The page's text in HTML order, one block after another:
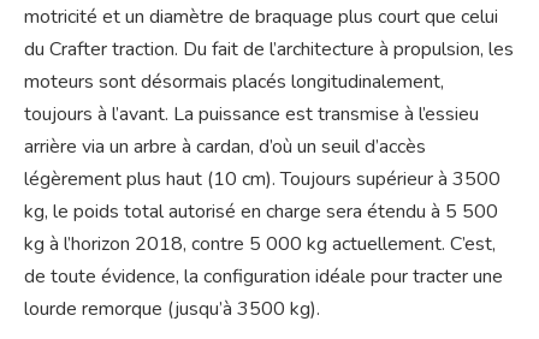
motricité et un diamètre de braquage plus court que celui
du Crafter traction. Du fait de l’architecture à propulsion, les
moteurs sont désormais placés longitudinalement,
toujours à l’avant. La puissance est transmise à l’essieu
arrière via un arbre à cardan, d’où un seuil d’accès
légèrement plus haut (10 cm). Toujours supérieur à 3500
kg, le poids total autorisé en charge sera étendu à 5 500
kg à l’horizon 2018, contre 5 000 kg actuellement. C’est,
de toute évidence, la configuration idéale pour tracter une
lourde remorque (jusqu’à 3500 kg).